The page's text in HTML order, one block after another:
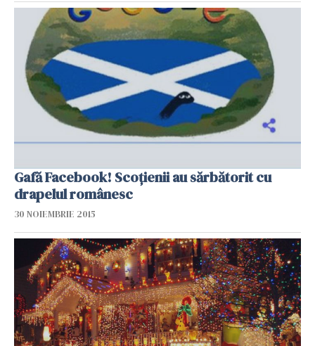
Gafă Facebook! Scoțienii au sărbătorit cu
drapelul românesc
30 NOIEMBRIE 2015